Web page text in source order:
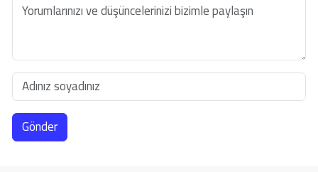
Gönder